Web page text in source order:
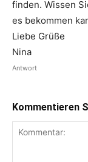
finden. Wissen
es bekommen
Liebe Grüße
Nina
Antwort
Kommentieren